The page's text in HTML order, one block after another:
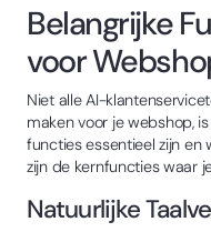
Belangrijke
voor
Niet alle AI-
maken voor je webshop,
functies essentieel zijn en
zijn de kernfuncties waar
Natuurlijke